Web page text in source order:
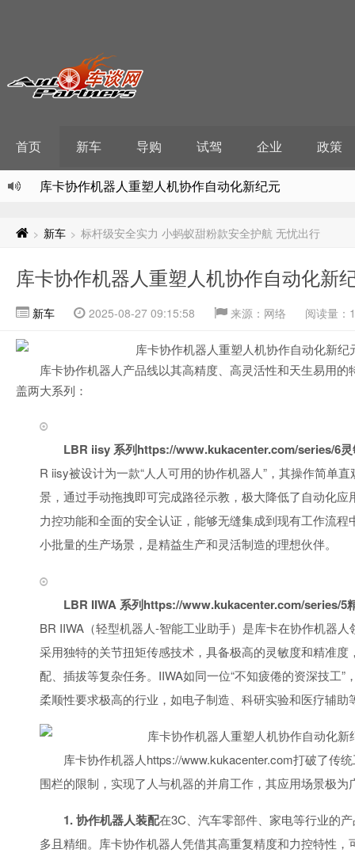
首页 新车 导购 试驾 企业 政策
库卡协作机器人重塑人机协作自动化新纪元
主题乐园“燃”动暑期文旅，现存游乐园相关企业超40.7万
产销两旺，新能源汽车半年新增17.9万家
> 新车 > 标杆级安全实力 小蚂蚁甜粉款安全护航 无忧出行
库卡协作机器人重塑人机协作自动化新
新车 2025-08-27 09:15:58 来源：网络 阅读量
库卡协作机器人产品线以其高精度、高灵活性和天生易用的
盖两大系列：
LBR iisy 系列https://www.kukacenter.com/series/6灵
R iisy被设计为一款“人人可用的协作机器人”，其操作简单
景，通过手动拖拽即可完成路径示教，极大降低了自动化应
力控功能和全面的安全认证，能够无缝集成到现有工作流程
小批量的生产场景，是精益生产和灵活制造的理想伙伴。
LBR IIWA 系列https://www.kukacenter.com/series/5
BR IIWA（轻型机器人-智能工业助手）是库卡在协作机器
采用独特的关节扭矩传感技术，具备极高的灵敏度和精准度
配、插拔等复杂任务。IIWA如同一位“不知疲倦的资深技工”
柔顺性要求极高的行业，如电子制造、科研实验和医疗辅助
库卡协作机器人https://www.kukacenter.com打破了传
围栏的限制，实现了人与机器的并肩工作，其应用场景极为
1. 协作机器人装配在3C、汽车零部件、家电等行业的
多且精细。库卡协作机器人凭借其高重复精度和力控特性，